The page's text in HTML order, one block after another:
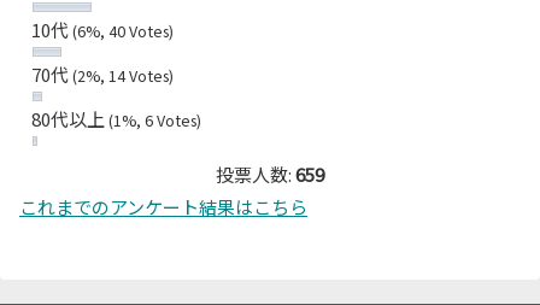
10代(6%, 40 Votes)
70代(2%, 14 Votes)
80代以上 (1%, 6 Votes)
投票人数:659
これまでのアンケート結果はこちら